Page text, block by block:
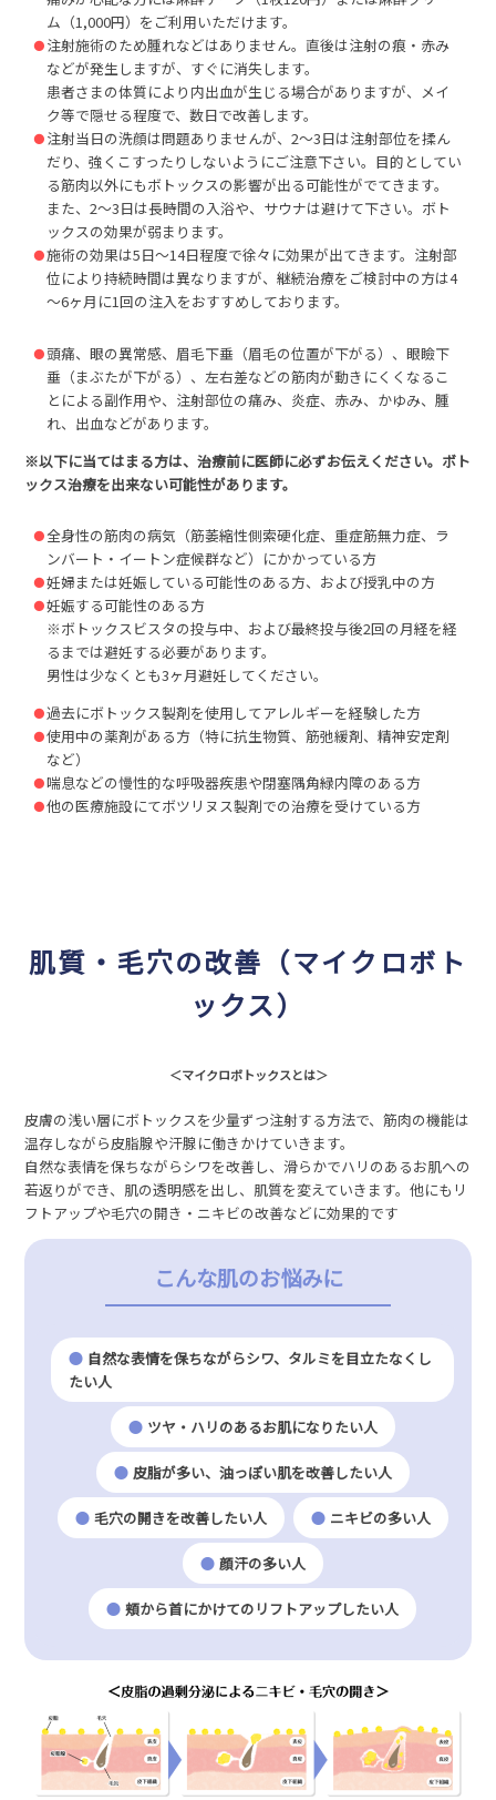
ム（1,000円）をご利用いただけます。
注射施術のため腫れなどはありません。直後は注射の痕・赤み
などが発生しますが、すぐに消失します。
患者さまの体質により内出血が生じる場合がありますが、メイ
ク等で隠せる程度で、数日で改善します。
注射当日の洗顔は問題ありませんが、2～3日は注射部位を揉ん
だり、強くこすったりしないようにご注意下さい。目的としてい
る筋肉以外にもボトックスの影響が出る可能性がでてきます。
また、2～3日は長時間の入浴や、サウナは避けて下さい。ボト
ックスの効果が弱まります。
施術の効果は5日～14日程度で徐々に効果が出てきます。注射部
位により持続時間は異なりますが、継続治療をご検討中の方は4
～6ヶ月に1回の注入をおすすめしております。
頭痛、眼の異常感、眉毛下垂（眉毛の位置が下がる）、眼瞼下
垂（まぶたが下がる）、左右差などの筋肉が動きにくくなるこ
とによる副作用や、注射部位の痛み、炎症、赤み、かゆみ、腫
れ、出血などがあります。
※以下に当てはまる方は、治療前に医師に必ずお伝えください。ボト
ックス治療を出来ない可能性があります。
全身性の筋肉の病気（筋萎縮性側索硬化症、重症筋無力症、ラ
ンバート・イートン症候群など）にかかっている方
妊婦または妊娠している可能性のある方、および授乳中の方
妊娠する可能性のある方
※ボトックスビスタの投与中、および最終投与後2回の月経を経
るまでは避妊する必要があります。
男性は少なくとも3ヶ月避妊してください。
過去にボトックス製剤を使用してアレルギーを経験した方
使用中の薬剤がある方（特に抗生物質、筋弛緩剤、精神安定剤
など）
喘息などの慢性的な呼吸器疾患や閉塞隅角緑内障のある方
他の医療施設にてボツリヌス製剤での治療を受けている方
肌質・毛穴の改善（マイクロボト
ックス）
＜マイクロボトックスとは＞
皮膚の浅い層にボトックスを少量ずつ注射する方法で、筋肉の機能は
温存しながら皮脂腺や汗腺に働きかけていきます。
自然な表情を保ちながらシワを改善し、滑らかでハリのあるお肌への
若返りができ、肌の透明感を出し、肌質を変えていきます。他にもリ
フトアップや毛穴の開き・ニキビの改善などに効果的です
こんな肌のお悩みに
自然な表情を保ちながらシワ、タルミを目立たなくし
たい人
ツヤ・ハリのあるお肌になりたい人
皮脂が多い、油っぽい肌を改善したい人
毛穴の開きを改善したい人 ニキビの多い人
顔汗の多い人
頬から首にかけてのリフトアップしたい人